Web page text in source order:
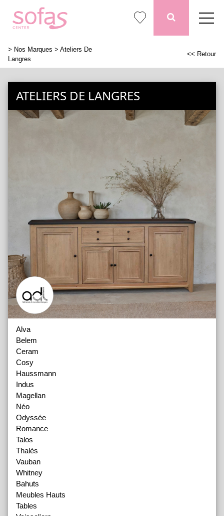
> Nos Marques > Ateliers De
Langres
<< Retour
ATELIERS DE LANGRES
Alva
Belem
Ceram
Cosy
Haussmann
Indus
Magellan
Néo
Odyssée
Romance
Talos
Thalès
Vauban
Whitney
Bahuts
Meubles Hauts
Tables